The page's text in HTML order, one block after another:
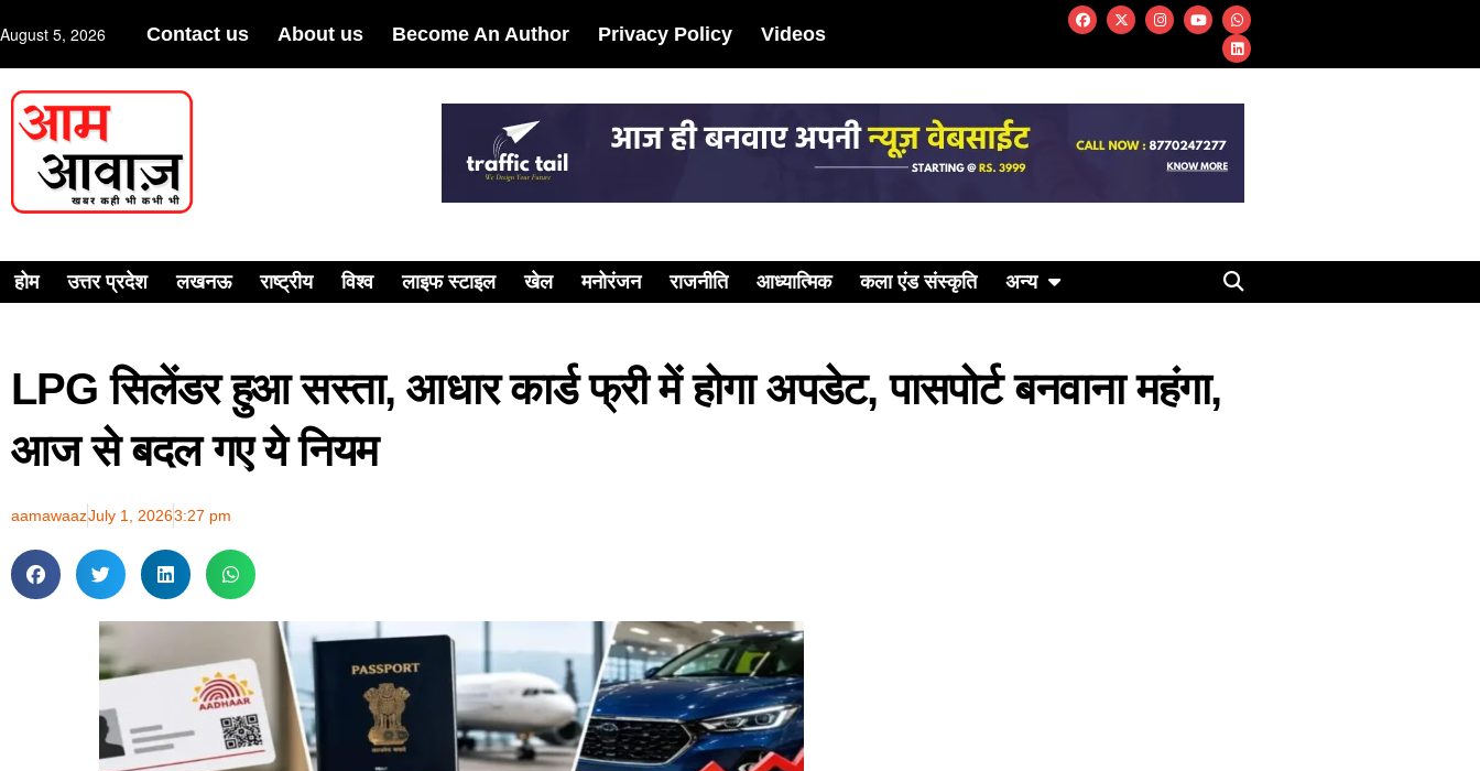
August 5, 2026 Contact us About us Become An Author Privacy Policy Videos
होम उत्तर प्रदेश लखनऊ राष्ट्रीय विश्व लाइफ स्टाइल खेल मनोरंजन राजनीति आध्यात्मिक कला एंड संस्कृति अन्य
LPG सिलेंडर हुआ सस्‍ता, आधार कार्ड फ्री में होगा अपडेट, पासपोर्ट बनवाना महंगा,
आज से बदल गए ये नियम
aamawaazJuly 1, 20263:27 pm